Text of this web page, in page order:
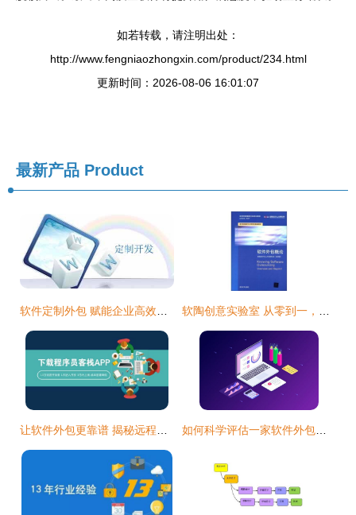
如若转载，请注明出处：
http://www.fengniaozhongxin.com/product/234.html
更新时间：2026-08-06 16:01:07
最新产品 Product